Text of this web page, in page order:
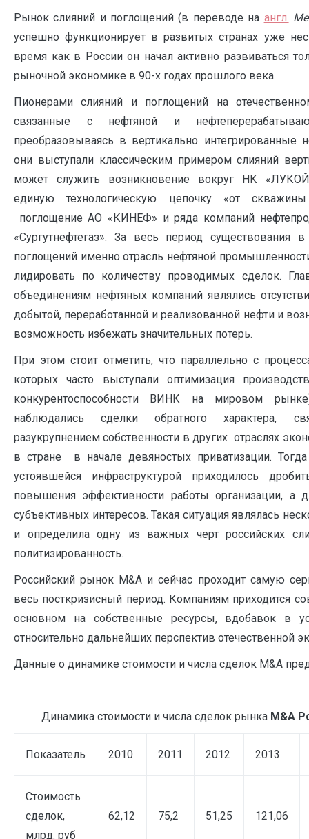
Рынок слияний и поглощений (в переводе на англ. M
успешно функционирует в развитых странах уже
время как в России он начал активно развиваться
рыночной экономике в 90-х годах прошлого века.
Пионерами слияний и поглощений на
связанные с нефтяной и
преобразовываясь в вертикально
они выступали классическим примером слияний
может служить возникновение вокруг НК
единую технологическую цепочку «от
поглощение АО «КИНЕФ» и ряда компаний
«Сургутнефтегаз». За весь период
поглощений именно отрасль нефтяной
лидировать по количеству проводимых сделок.
объединениям нефтяных компаний являлись
добытой, переработанной и реализованной нефти и
возможность избежать значительных потерь.
При этом стоит отметить, что параллельно с
которых часто выступали оптимизация
конкурентоспособности ВИНК на мировом
наблюдались сделки обратного характера,
разукрупнением собственности в других отраслях
в стране в начале девяностых приватизации.
устоявшейся инфраструктурой приходилось
повышения эффективности работы организации, а
субъективных интересов. Такая ситуация являлась
и определила одну из важных черт российских
политизированность.
Российский рынок M&A и сейчас проходит самую
весь посткризисный период. Компаниям приходится
основном на собственные ресурсы, вдобавок в
относительно дальнейших перспектив отечественной
Данные о динамике стоимости и числа сделок M&A
Динамика стоимости и числа сделок рынка M&A
Показатель 2010 2011 2012 2013
Стоимость
сделок,
млрд. руб
62,12 75,2 51,25 121,06